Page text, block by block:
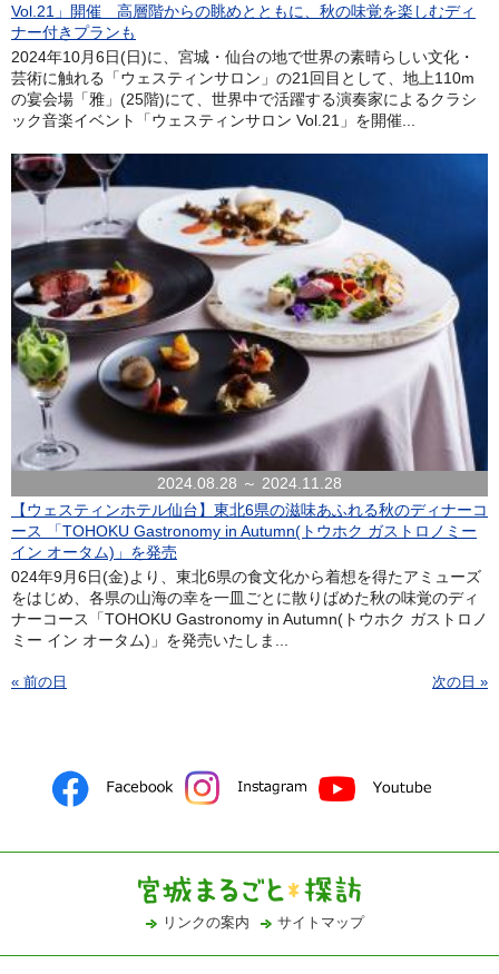
Vol.21」開催 高層階からの眺めとともに、秋の味覚を楽しむディ
ナー付きプランも
2024年10月6日(日)に、宮城・仙台の地で世界の素晴らしい文化・
芸術に触れる「ウェスティンサロン」の21回目として、地上110m
の宴会場「雅」(25階)にて、世界中で活躍する演奏家によるクラシ
ック音楽イベント「ウェスティンサロン Vol.21」を開催...
2024.08.28 ～ 2024.11.28
【ウェスティンホテル仙台】東北6県の滋味あふれる秋のディナーコ
ース 「TOHOKU Gastronomy in Autumn(トウホク ガストロノミー
イン オータム)」を発売
024年9月6日(金)より、東北6県の食文化から着想を得たアミューズ
をはじめ、各県の山海の幸を一皿ごとに散りばめた秋の味覚のディ
ナーコース「TOHOKU Gastronomy in Autumn(トウホク ガストロノ
ミー イン オータム)」を発売いたしま...
« 前の日 次の日 »
リンクの案内 サイトマップ